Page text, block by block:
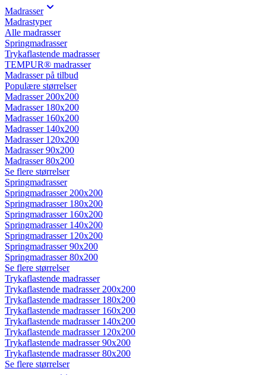
Madrasser
Madrastyper
Alle madrasser
Springmadrasser
Trykaflastende madrasser
TEMPUR® madrasser
Madrasser på tilbud
Populære størrelser
Madrasser 200x200
Madrasser 180x200
Madrasser 160x200
Madrasser 140x200
Madrasser 120x200
Madrasser 90x200
Madrasser 80x200
Se flere størrelser
Springmadrasser
Springmadrasser 200x200
Springmadrasser 180x200
Springmadrasser 160x200
Springmadrasser 140x200
Springmadrasser 120x200
Springmadrasser 90x200
Springmadrasser 80x200
Se flere størrelser
Trykaflastende madrasser
Trykaflastende madrasser 200x200
Trykaflastende madrasser 180x200
Trykaflastende madrasser 160x200
Trykaflastende madrasser 140x200
Trykaflastende madrasser 120x200
Trykaflastende madrasser 90x200
Trykaflastende madrasser 80x200
Se flere størrelser